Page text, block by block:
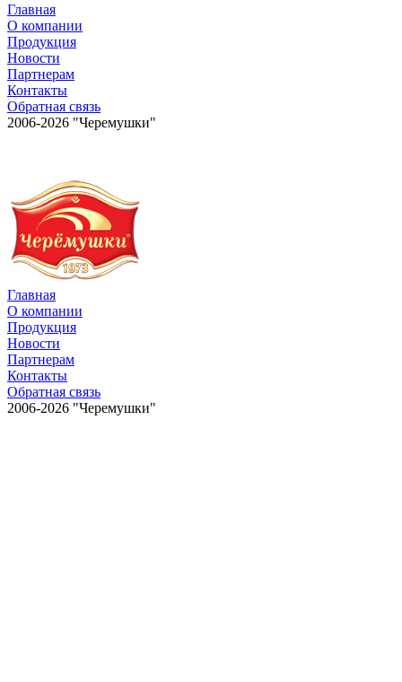
Главная
О компании
Продукция
Новости
Партнерам
Контакты
Обратная связь
2006-2026 "Черемушки"
Главная
О компании
Продукция
Новости
Партнерам
Контакты
Обратная связь
2006-2026 "Черемушки"